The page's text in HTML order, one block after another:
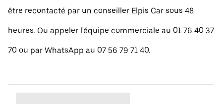
être recontacté par un conseiller Elpis Car sous 48
heures. Ou appeler l'équipe commerciale au 01 76 40 37
70 ou par WhatsApp au 07 56 79 71 40.